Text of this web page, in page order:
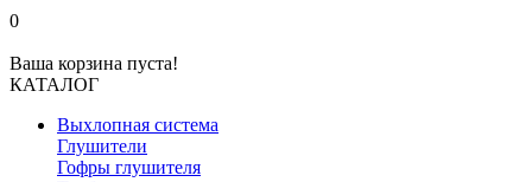
0
Ваша корзина пуста!
КАТАЛОГ
Выхлопная система
Глушители
Гофры глушителя